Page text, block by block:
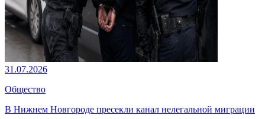
31.07.2026
Общество
В Нижнем Новгороде пресекли канал нелегальной миграции